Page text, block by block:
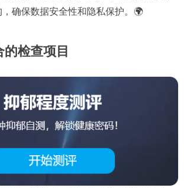
确保数据安全性和隐私保护。🌍
检查项目